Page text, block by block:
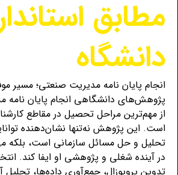
مطابق
دانشگاه
انجام پایان نامه مدیریت صنعتی؛ مسیر
پژوهش‌های دانشگاهی انجام پایان
از مهم‌ترین مراحل تحصیل در مقاطع
است. این پژوهش نه‌تنها نشان‌دهنده
تحلیل و حل مسائل سازمانی است، بلکه
در آینده شغلی و پژوهشی او ایفا کند.
تدوین پروپوزال، جمع‌آوری داده‌ها،